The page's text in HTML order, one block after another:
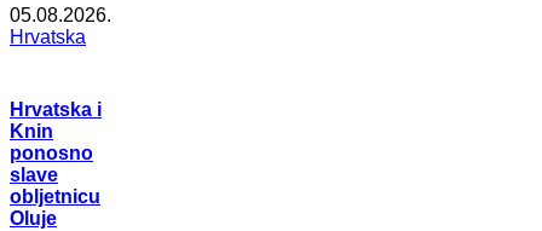
05.08.2026.
Hrvatska
Hrvatska i
Knin
ponosno
slave
obljetnicu
Oluje